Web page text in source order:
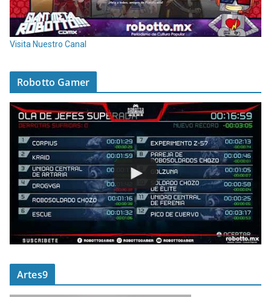
Visita Nuestro Canal
Robotto Gamer
Artes9